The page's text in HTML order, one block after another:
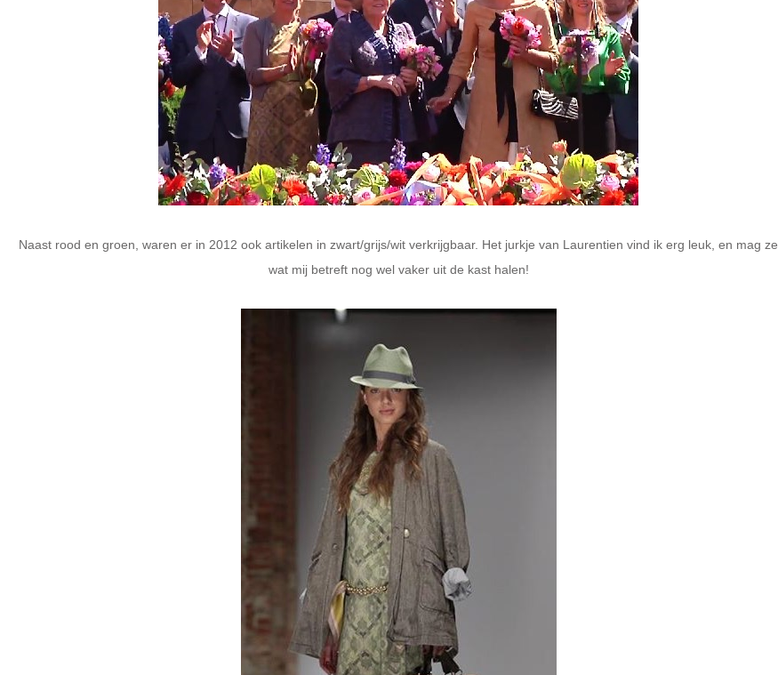
Naast rood en groen, waren er in 2012 ook artikelen in zwart/grijs/wit verkrijgbaar. Het jurkje van Laurentien vind ik erg leuk, en mag ze
wat mij betreft nog wel vaker uit de kast halen!